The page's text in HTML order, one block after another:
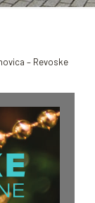
– Revoske